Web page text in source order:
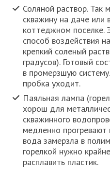
Соляной раствор. Так
скважину на даче или
коттеджном поселке.
способ воздействия
крепкий соленый
градусов). Готовый
в промерзшую
пробка уходит.
Паяльная лампа
хорош для
скважинного
медленно прогревают
вода замерзла в
горелкой нужно
расплавить пластик.